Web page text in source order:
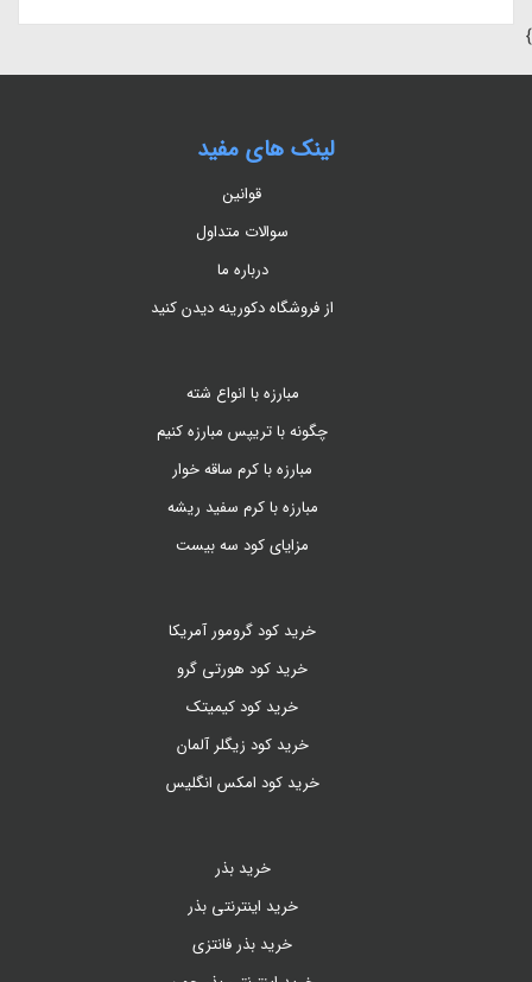
}
لینک های مفید
قوانین
سوالات متداول
درباره ما
از فروشگاه دکورینه دیدن کنید
مبارزه با انواع شته
چگونه با تریپس مبارزه کنیم
مبارزه با کرم ساقه خوار
مبارزه با کرم سفید ریشه
مزایای کود سه بیست
خرید کود گرومور آمریکا
خرید کود هورتی گرو
خرید کود کیمیتک
خرید کود زیگلر آلمان
خرید کود امکس انگلیس
خرید بذر
خرید اینترنتی بذر
خرید بذر فانتزی